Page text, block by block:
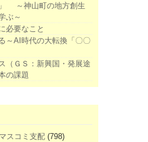
～神山町の地方創生
ぶ～
必要なこと
～AI時代の大転換「〇〇
（ＧＳ：新興国・発展途
の課題
スコミ支配 (798)